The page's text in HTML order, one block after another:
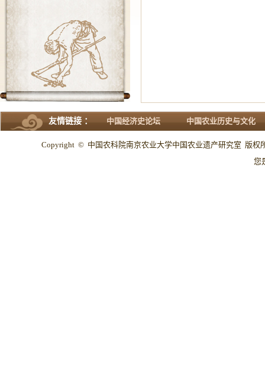
友情链接 ： 中国经济史论坛 中国农业历史与文化
Copyright © 中国农科院南京农业大学中国农业遗产研究室 版权
您